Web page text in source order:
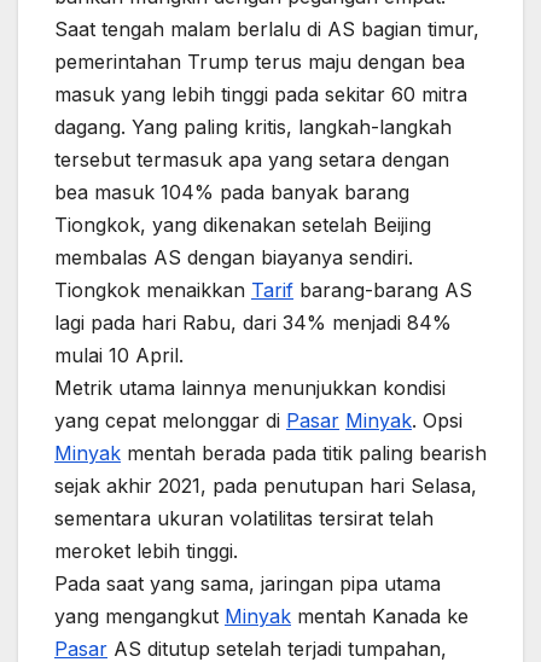
Saat tengah malam berlalu di AS bagian timur,
pemerintahan Trump terus maju dengan bea
masuk yang lebih tinggi pada sekitar 60 mitra
dagang. Yang paling kritis, langkah-langkah
tersebut termasuk apa yang setara dengan
bea masuk 104% pada banyak barang
Tiongkok, yang dikenakan setelah Beijing
membalas AS dengan biayanya sendiri.
Tiongkok menaikkan Tarif barang-barang AS
lagi pada hari Rabu, dari 34% menjadi 84%
mulai 10 April.
Metrik utama lainnya menunjukkan kondisi
yang cepat melonggar di Pasar Minyak. Opsi
Minyak mentah berada pada titik paling bearish
sejak akhir 2021, pada penutupan hari Selasa,
sementara ukuran volatilitas tersirat telah
meroket lebih tinggi.
Pada saat yang sama, jaringan pipa utama
yang mengangkut Minyak mentah Kanada ke
Pasar AS ditutup setelah terjadi tumpahan,